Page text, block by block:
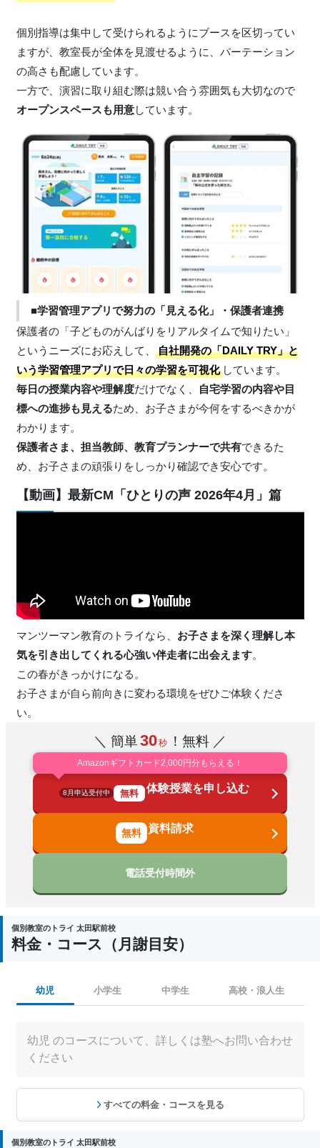
個別指導は集中して受けられるようにブースを区切ってい
ますが、教室長が全体を見渡せるように、パーテーション
の高さも配慮しています。
一方で、演習に取り組む際は競い合う雰囲気も大切なので
オープンスペースも用意しています。
■学習管理アプリで努力の「見える化」・保護者連携
保護者の「子どものがんばりをリアルタイムで知りたい」
というニーズにお応えして、
自社開発の「DAILY TRY」と
いう学習管理アプリで日々の学習を可視化しています。
毎日の授業内容や理解度だけでなく、
自宅学習の内容や目
標への進捗も見えるため、お子さまが今何をするべきかが
わかります。
保護者さま、担当教師、教育プランナーで共有できるた
め、お子さまの頑張りをしっかり確認でき安心です。
【動画】最新CM「ひとりの声 2026年4月」篇
マンツーマン教育のトライなら、 お子さまを深く理解し本
気を引き出してくれる心強い伴走者に出会えます。
この春がきっかけになる。
お子さまが自ら前向きに変わる環境をぜひご体験くださ
い。
＼ 簡単30秒 ！無料 ／
Amazonギフトカード2,000円分もらえる！
8月申込受付中 無料 体験授業を申し込む
資料請求
電話受付時間外
個別教室のトライ 太田駅前校
料金・コース（月謝目安）
幼児 小学生 中学生 高校・浪人生
幼児 のコースについて、詳しくは塾へお問い合わせ
ください
すべての料金・コースを見る
個別教室のトライ 太田駅前校